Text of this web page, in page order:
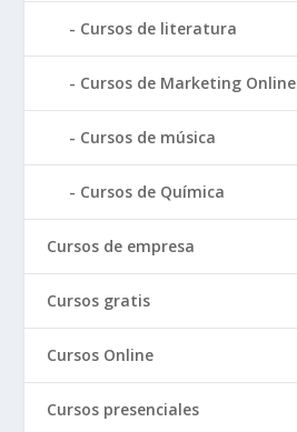
Cursos de literatura
Cursos de Marketing Online
Cursos de música
Cursos de Química
Cursos de empresa
Cursos gratis
Cursos Online
Cursos presenciales